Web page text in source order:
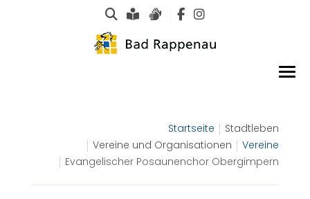
Suche
Leichte Sprache
Gebärdensprachen
Startseite
Stadtleben
Vereine und Organisationen
Vereine
Evangelischer Posaunenchor Obergimpern